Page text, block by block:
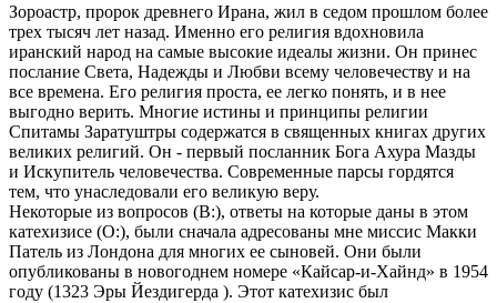
Зороастр, пророк древнего Ирана, жил в седом прошлом более
трех тысяч лет назад. Именно его религия вдохновила
иранский народ на самые высокие идеалы жизни. Он принес
послание Света, Надежды и Любви всему человечеству и на
все времена. Его религия проста, ее легко понять, и в нее
выгодно верить. Многие истины и принципы религии
Спитамы Заратуштры содержатся в священных книгах других
великих религий. Он - первый посланник Бога Ахура Мазды
и Искупитель человечества. Современные парсы гордятся
тем, что унаследовали его великую веру.
Некоторые из вопросов (В:), ответы на которые даны в этом
катехизисе (O:), были сначала адресованы мне миссис Макки
Патель из Лондона для многих ее сыновей. Они были
опубликованы в новогоднем номере «Кайсар-и-Хайнд» в 1954
году (1323 Эры Йездигерда ). Этот катехизис был